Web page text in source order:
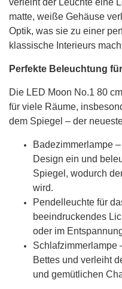
verleiht der Leuchte eine
matte, weiße Gehäuse
Optik, was sie zu einer
klassische Interieurs
Perfekte Beleuchtung
Die LED Moon No.1 80
für viele Räume,
dem Spiegel – der
Badezimmerlampe
Design ein und
Spiegel, wodurch
wird.
Pendelleuchte für
beeindruckendes
oder im
Schlafzimmerlampe
Bettes und verleiht
und gemütlichen